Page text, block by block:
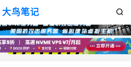
大鸟笔记 